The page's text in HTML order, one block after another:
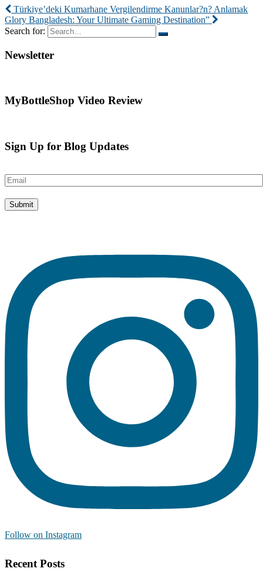
Türkiye’deki Kumarhane Vergilendirme Kanunlar?n? Anlamak
Glory Bangladesh: Your Ultimate Gaming Destination”
Search for:
Newsletter
MyBottleShop Video Review
Sign Up for Blog Updates
Follow on Instagram
Recent Posts